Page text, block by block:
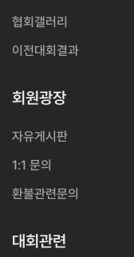
협회갤러리
이전대회결과
회원광장
자유게시판
1:1 문의
환불관련문의
대회관련